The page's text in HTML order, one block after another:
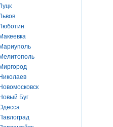
Макеевка
Мариуполь
Мелитополь
Миргород
Николаев
Новомосковск
Новый Буг
Павлоград